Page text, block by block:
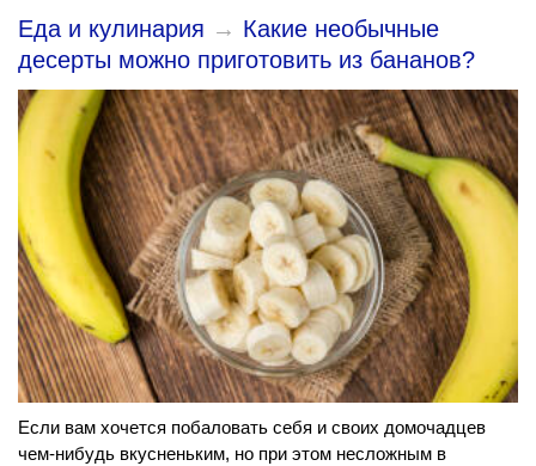
Еда и кулинария → Какие необычные
десерты можно приготовить из бананов?
Если вам хочется побаловать себя и своих домочадцев
чем-нибудь вкусненьким, но при этом несложным в